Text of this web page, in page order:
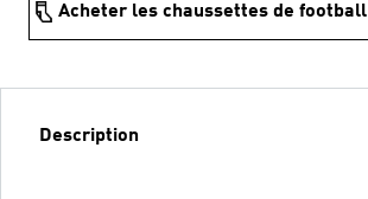
Acheter les chaussettes de football
Description